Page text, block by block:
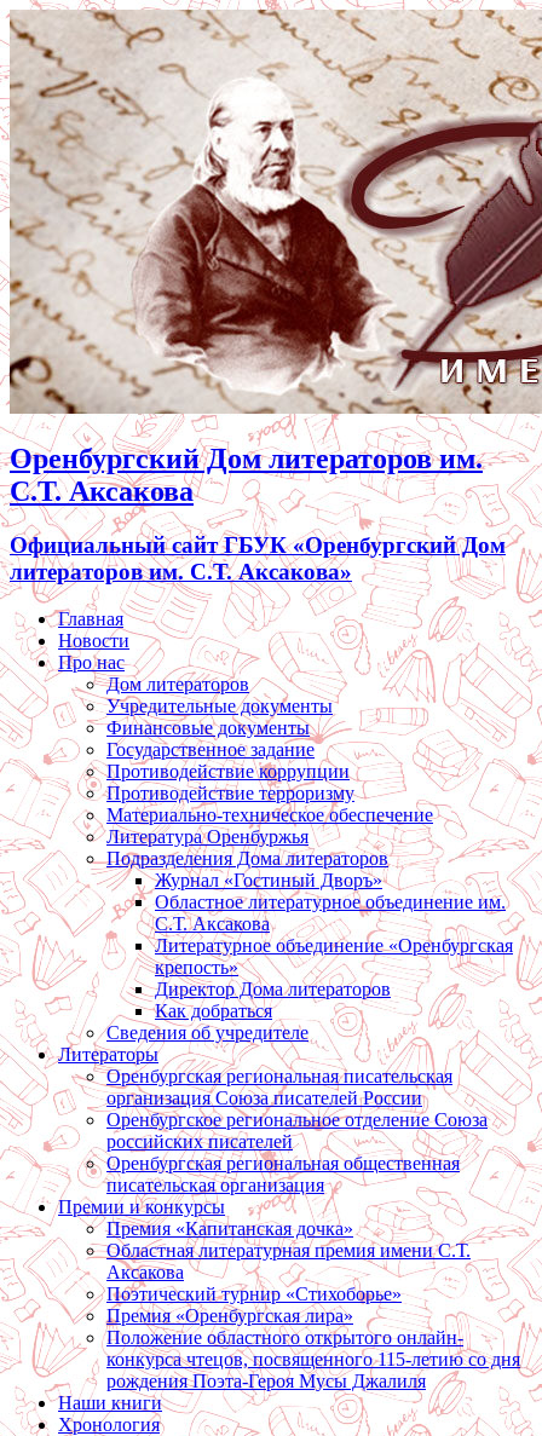
Оренбургский Дом литераторов им.
С.Т. Аксакова
Официальный сайт ГБУК «Оренбургский Дом
литераторов им. С.Т. Аксакова»
Главная
Новости
Про нас
Дом литераторов
Учредительные документы
Финансовые документы
Государственное задание
Противодействие коррупции
Противодействие терроризму
Материально-техническое обеспечение
Литература Оренбуржья
Подразделения Дома литераторов
Журнал «Гостиный Дворъ»
Областное литературное объединение им.
С.Т. Аксакова
Литературное объединение «Оренбургская
крепость»
Директор Дома литераторов
Как добраться
Сведения об учредителе
Литераторы
Оренбургская региональная писательская
организация Союза писателей России
Оренбургское региональное отделение Союза
российских писателей
Оренбургская региональная общественная
писательская организация
Премии и конкурсы
Премия «Капитанская дочка»
Областная литературная премия имени С.Т.
Аксакова
Поэтический турнир «Стихоборье»
Премия «Оренбургская лира»
Положение областного открытого онлайн-
конкурса чтецов, посвященного 115-летию со дня
рождения Поэта-Героя Мусы Джалиля
Наши книги
Хронология